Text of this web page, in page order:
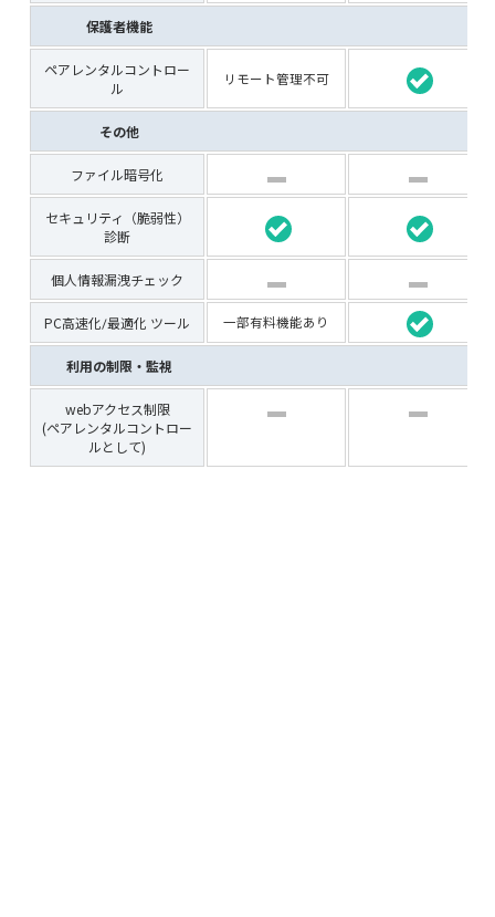
保護者機能
ペアレンタルコントロー
ル
リモート管理不可
その他
ファイル暗号化
セキュリティ（脆弱性）
診断
個人情報漏洩チェック
PC高速化/最適化 ツール 一部有料機能あり
利用の制限・監視
webアクセス制限
(ペアレンタルコントロー
ルとして)